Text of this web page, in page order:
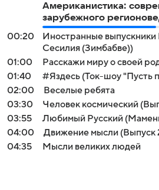
Американистика:
зарубежного
00:20
Иностранные
Сесилия (Зимбабве))
01:00
Расскажи миру о своей
01:40
#Яздесь (Ток-шоу "Пусть
02:00
Веселые ребята
03:30
Человек космический
03:55
Любимый Русский
04:00
Движение мысли (Выпуск
04:35
Мысли великих людей